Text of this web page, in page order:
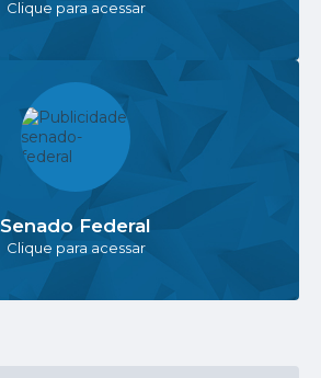
Clique para acessar
Senado Federal
Clique para acessar